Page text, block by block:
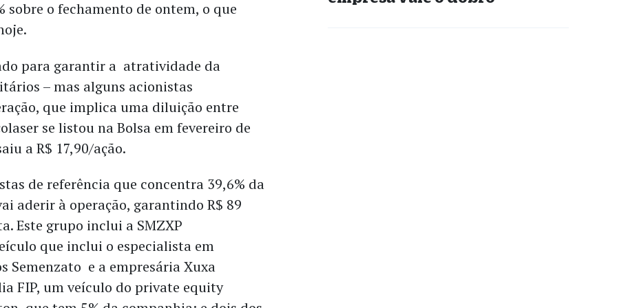
sobre o fechamento de ontem, o que
para garantir a atratividade da
– mas alguns acionistas
que implica uma diluição entre
se listou na Bolsa em fevereiro de
a R$ 17,90/ação.
de referência que concentra 39,6% da
aderir à operação, garantindo R$ 89
Este grupo inclui a SMZXP
que inclui o especialista em
Semenzato e a empresária Xuxa
FIP, um veículo do private equity